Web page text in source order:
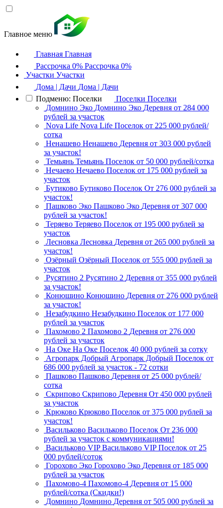
Главное меню
Главная Главная
Рассрочка 0% Рассрочка 0%
Участки Участки
Дома | Дачи Дома | Дачи
Подменю: Поселки
Поселки Поселки
Домнино Эко Домнино Эко Деревня от 284 000
рублей за участок
Nova Life Nova Life Поселок от 225 000 рублей/
сотка
Ненашево Ненашево Деревня от 303 000 рублей
за участок!
Темьянь Темьянь Поселок от 50 000 рублей/сотка
Нечаево Нечаево Поселок от 175 000 рублей за
участок
Бутиково Бутиково Поселок От 276 000 рублей за
участок!
Пашково Эко Пашково Эко Деревня от 307 000
рублей за участок!
Теряево Теряево Поселок от 195 000 рублей за
участок
Лесновка Лесновка Деревня от 265 000 рублей за
участок!
Озёрный Озёрный Поселок от 555 000 рублей за
участок
Русятино 2 Русятино 2 Деревня от 355 000 рублей
за участок!
Конюшино Конюшино Деревня от 276 000 рублей
за участок!
Незабудкино Незабудкино Поселок от 177 000
рублей за участок
Пахомово 2 Пахомово 2 Деревня от 276 000
рублей за участок
На Оке На Оке Поселок 40 000 рублей за сотку
Агропарк Добрый Агропарк Добрый Поселок от
686 000 рублей за участок - 72 сотки
Пашково Пашково Деревня от 25 000 рублей/
сотка
Скрипово Скрипово Деревня От 450 000 рублей
за участок
Крюково Крюково Поселок от 375 000 рублей за
участок!
Васильково Васильково Поселок От 236 000
рублей за участок с коммуникациями!
Васильково VIP Васильково VIP Поселок от 25
000 рублей/соток
Горохово Эко Горохово Эко Деревня от 185 000
рублей за участок
Пахомово-4 Пахомово-4 Деревня от 15 000
рублей/сотка (Скидки!)
Домнино Домнино Деревня от 505 000 рублей за